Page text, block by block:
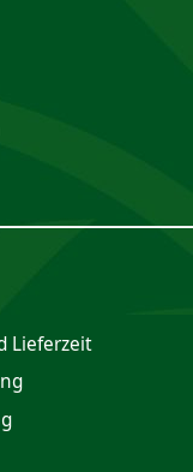
Lieferzeit